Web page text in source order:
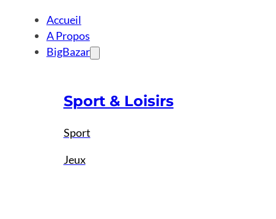
Accueil
A Propos
BigBazar
Sport & Loisirs
Sport
Jeux